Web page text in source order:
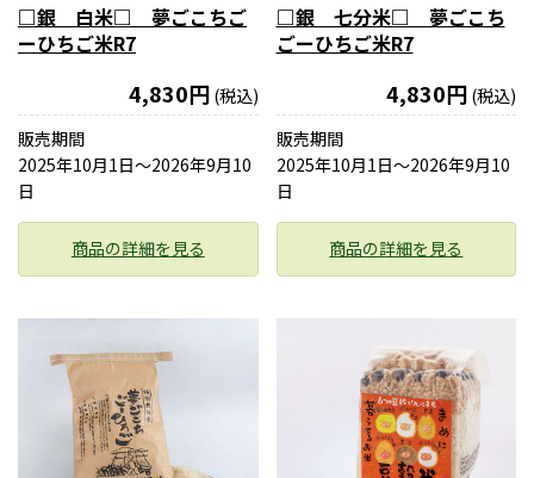
□銀 白米□ 夢ごこちご
ーひちご米R7
4,830円 (税込)
販売期間
2025年10月1日〜2026年9月10
日
商品の詳細を見る
□銀 七分米□ 夢ごこち
ごーひちご米R7
4,830円 (税込)
販売期間
2025年10月1日〜2026年9月10
日
商品の詳細を見る